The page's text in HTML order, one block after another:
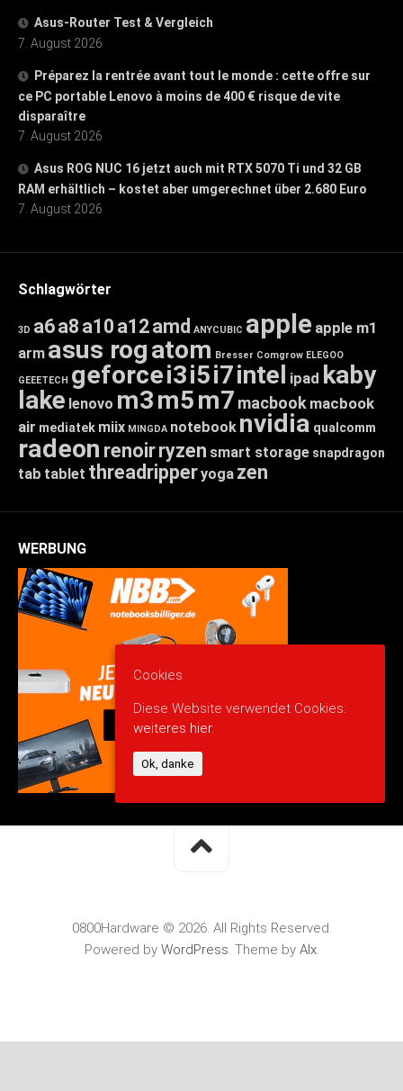
Asus-Router Test & Vergleich
7. August 2026
Préparez la rentrée avant tout le monde : cette offre sur
ce PC portable Lenovo à moins de 400 € risque de vite
disparaître
7. August 2026
Asus ROG NUC 16 jetzt auch mit RTX 5070 Ti und 32 GB
RAM erhältlich – kostet aber umgerechnet über 2.680 Euro
7. August 2026
Schlagwörter
3D a6a8 a10 a12amd ANYCUBIC apple apple m1
arm asus rogatom Bresser Comgrow ELEGOO
GEEETECH geforcei3i5i7intel ipad kaby
lake lenovo m3m5m7 macbook macbook
air mediatek miix MINGDA notebook nvidia qualcomm
radeon renoirryzen smart storage snapdragon
tab tablet threadripperyoga zen
WERBUNG
0800Hardware © 2026. All Rights Reserved.
Powered by WordPress. Theme by Alx.
Cookies
Diese Website verwendet Cookies:
weiteres hier.
Ok, danke